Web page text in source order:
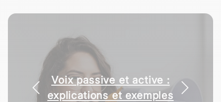
Voix passive et active :
explications et exemples